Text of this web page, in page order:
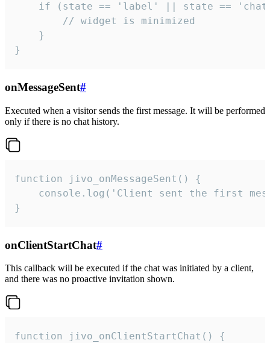
if (state == 'label' || state ==
        // widget is minimized
    }
}
onMessageSent#
Executed when a visitor sends the first message. It will be performed
only if there is no chat history.
function jivo_onMessageSent() {
console.log('Client sent the first
}
onClientStartChat#
This callback will be executed if the chat was initiated by a client,
and there was no proactive invitation shown.
function jivo_onClientStartChat() {